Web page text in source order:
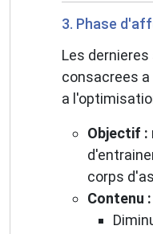
3. Phase
Les
consacrees a
a
Objectif :
corps
Contenu :